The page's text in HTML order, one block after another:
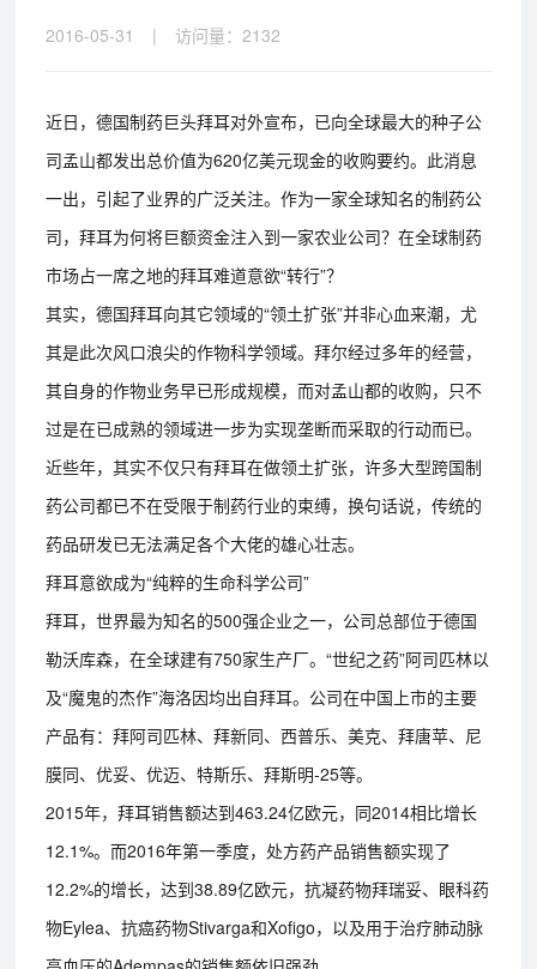
2016-05-31 | 访问量： 2132
近日，德国制药巨头拜耳对外宣布，已向全球最大的种子公
司孟山都发出总价值为620亿美元现金的收购要约。此消息
一出，引起了业界的广泛关注。作为一家全球知名的制药公
司，拜耳为何将巨额资金注入到一家农业公司？在全球制药
市场占一席之地的拜耳难道意欲“转行”？
其实，德国拜耳向其它领域的“领土扩张”并非心血来潮，尤
其是此次风口浪尖的作物科学领域。拜尔经过多年的经营，
其自身的作物业务早已形成规模，而对孟山都的收购，只不
过是在已成熟的领域进一步为实现垄断而采取的行动而已。
近些年，其实不仅只有拜耳在做领土扩张，许多大型跨国制
药公司都已不在受限于制药行业的束缚，换句话说，传统的
药品研发已无法满足各个大佬的雄心壮志。
拜耳意欲成为“纯粹的生命科学公司”
拜耳，世界最为知名的500强企业之一，公司总部位于德国
勒沃库森，在全球建有750家生产厂。“世纪之药”阿司匹林以
及“魔鬼的杰作”海洛因均出自拜耳。公司在中国上市的主要
产品有：拜阿司匹林、拜新同、西普乐、美克、拜唐苹、尼
膜同、优妥、优迈、特斯乐、拜斯明-25等。
2015年，拜耳销售额达到463.24亿欧元，同2014相比增长
12.1%。而2016年第一季度，处方药产品销售额实现了
12.2%的增长，达到38.89亿欧元，抗凝药物拜瑞妥、眼科药
物Eylea、抗癌药物Stivarga和Xofigo，以及用于治疗肺动脉